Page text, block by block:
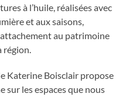
à l’huile, réalisées avec
et aux saisons,
au patrimoine
région.
Katerine Boisclair propose
les espaces que nous